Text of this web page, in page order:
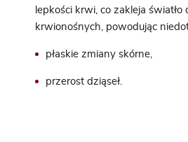
lepkości krwi, co zakleja
krwionośnych, powodując
płaskie zmiany skórne,
przerost dziąseł.